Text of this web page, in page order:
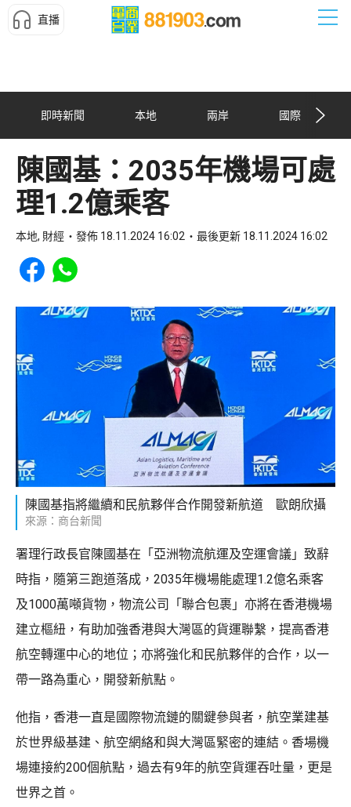
直播
即時新聞 本地 兩岸 國際
陳國基：2035年機場可處
理1.2億乘客
本地, 財經 發佈 18.11.2024 16:02 最後更新 18.11.2024 16:02
Share to Facebook
Share to WhatsApp
陳國基指將繼續和民航夥伴合作開發新航道 歐朗欣攝
來源：商台新聞
署理行政長官陳國基在「亞洲物流航運及空運會議」致辭
時指，隨第三跑道落成，2035年機場能處理1.2億名乘客
及1000萬噸貨物，物流公司「聯合包裹」亦將在香港機場
建立樞紐，有助加強香港與大灣區的貨運聯繫，提高香港
航空轉運中心的地位；亦將強化和民航夥伴的合作，以一
帶一路為重心，開發新航點。
他指，香港一直是國際物流鏈的關鍵參與者，航空業建基
於世界級基建、航空網絡和與大灣區緊密的連結。香場機
場連接約200個航點，過去有9年的航空貨運吞吐量，更是
世界之首。